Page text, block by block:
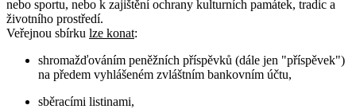
nebo sportu, nebo k zajištění ochrany kulturních památek, tradic a
životního prostředí.
Veřejnou sbírku lze konat:
shromažďováním peněžních příspěvků (dále jen "příspěvek")
na předem vyhlášeném zvláštním bankovním účtu,
sběracími listinami,